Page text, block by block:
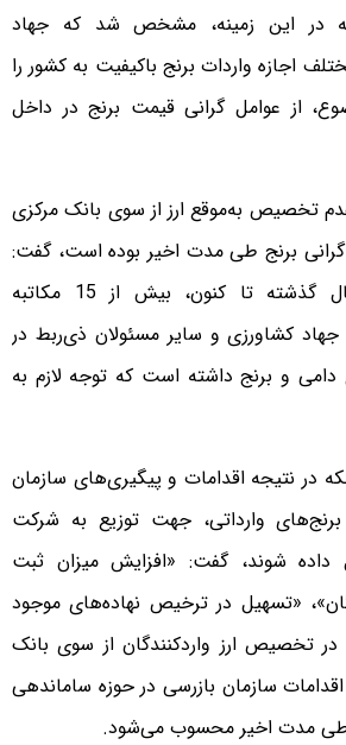
در این زمینه، مشخص شد که جهاد
اجازه واردات برنج باکیفیت به کشور را
از عوامل گرانی قیمت برنج در داخل
عدم تخصیص به‌موقع ارز از سوی بانک مرکزی
گرانی برنج طی مدت اخیر بوده است، گفت:
سازمان بازرسی از سال گذشته تا کنون، بیش از 15 مکاتبه
جهاد کشاورزی و سایر مسئولان ذی‌ربط در
دامی و برنج داشته است که توجه لازم به
در نتیجه اقدامات و پیگیری‌های سازمان
وارداتی، جهت توزیع به شرکت
داده شوند، گفت: «افزایش میزان ثبت
«تسهیل در ترخیص نهاده‌های موجود
تخصیص ارز واردکنندگان از سوی بانک
سازمان بازرسی در حوزه ساماندهی
طی مدت اخیر محسوب می‌شود.